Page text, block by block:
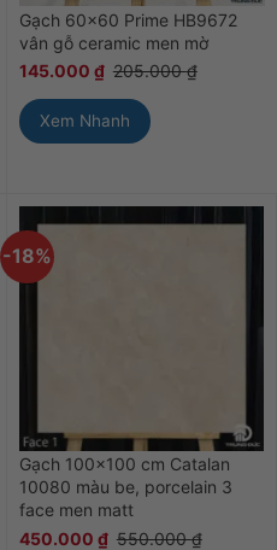
Gạch 60×60 Prime HB9672
vân gỗ ceramic men mờ
145.000 ₫ 205.000₫
Xem Nhanh
-18%
Gạch 100×100 cm Catalan
10080 màu be, porcelain 3
face men matt
450.000 ₫ 550.000₫